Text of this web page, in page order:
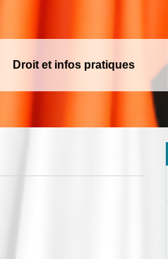
Droit et infos pratiques